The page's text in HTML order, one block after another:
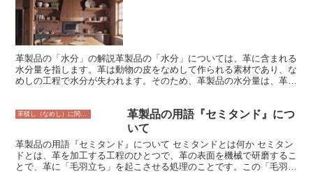
革製品の「水分」の解説革製品の「水分」については、革に含まれる
水分量を指します。革は動物の皮をなめして作られる素材であり、な
めしの工程で水分が失われます。そのため、革製品の水分量は、革の
方法があります。この方法は、革を一定の温度に一定時間加熱し、加
熱前後の重量を比較することで、革の水分量を算出します。加熱によ
って革から水分が蒸発するため、加熱前後の重量の差が大きくなるほ
ど、革の水分量が多くなります。 この方法は、比較的簡単に革の水
分量を測定することができるため、革製品の品質管理や保存状態の確
認など、様々な用途に使用されています。ただし、この方法では、加
革製品の用語『セミタンド』につ
いて
革製品の用語『セミタンド』について セミタンドとは何か セミタン
ドとは、革を加工する工程のひとつで、革の表面を機械で研磨するこ
とで、革に「毛羽立ち」を起こさせる処理のことです。この「毛羽立